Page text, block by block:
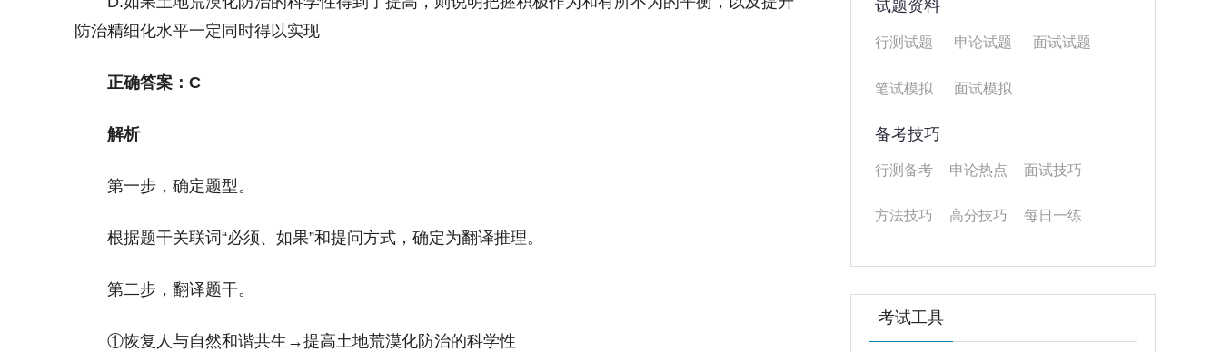
防治精细化水平一定同时得以实现
正确答案：C
解析
第一步，确定题型。
根据题干关联词“必须、如果”和提问方式，确定为翻译推理。
第二步，翻译题干。
①恢复人与自然和谐共生→提高土地荒漠化防治的科学性
试题资料
行测试题 申论试题 面试试题
笔试模拟 面试模拟
备考技巧
行测备考 申论热点 面试技巧
方法技巧 高分技巧 每日一练
考试工具